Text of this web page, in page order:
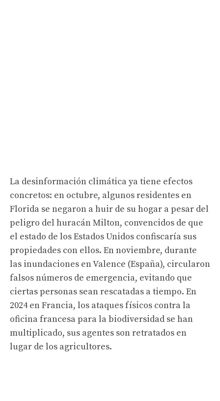
La desinformación climática ya tiene efectos
concretos: en octubre, algunos residentes en
Florida se negaron a huir de su hogar a pesar del
peligro del huracán Milton, convencidos de que
el estado de los Estados Unidos confiscaría sus
propiedades con ellos. En noviembre, durante
las inundaciones en Valence (España), circularon
falsos números de emergencia, evitando que
ciertas personas sean rescatadas a tiempo. En
2024 en Francia, los ataques físicos contra la
oficina francesa para la biodiversidad se han
multiplicado, sus agentes son retratados en
lugar de los agricultores.